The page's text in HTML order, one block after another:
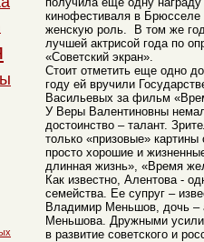
кинофестиваля в
женскую роль. В том же
лучшей актрисой года по
«Советский экран».
Стоит отметить еще одно
году ей вручили
Васильевых за фильм
У Веры Валентиновны
достоинство – талант.
только «призовые»
просто хорошие и
длинная жизнь», «Время
Как известно, Алентова -
семейства. Ее супруг –
Владимир Меньшов, дочь –
Меньшова. Дружными
в развитие советского и